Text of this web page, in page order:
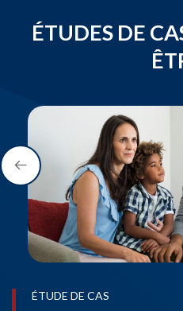
ÉTUDES DE
ÉTUDE DE CAS